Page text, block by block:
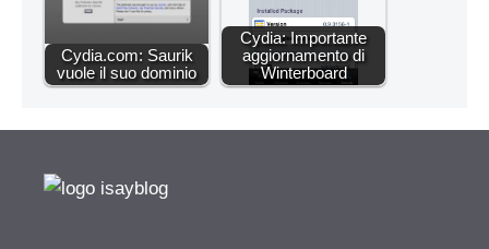
Cydia.com: Saurik
vuole il suo dominio
Cydia: Importante
aggiornamento di
Winterboard